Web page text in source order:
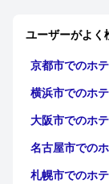
ユーザーがよく
京都市でのホ
横浜市でのホ
大阪市でのホ
名古屋市での
札幌市でのホ